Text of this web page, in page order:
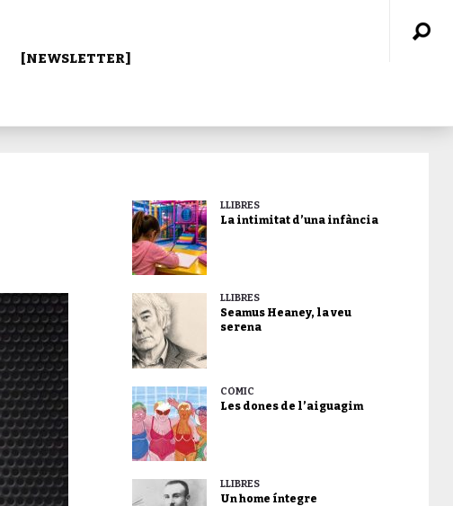
[NEWSLETTER]
LLIBRES
La intimitat d’una infància
LLIBRES
Seamus Heaney, la veu
serena
CÒMIC
Les dones de l’aiguagim
LLIBRES
Un home íntegre